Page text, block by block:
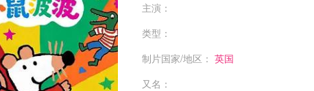
主演：
类型：
制片国家/地区： 英国
又名：